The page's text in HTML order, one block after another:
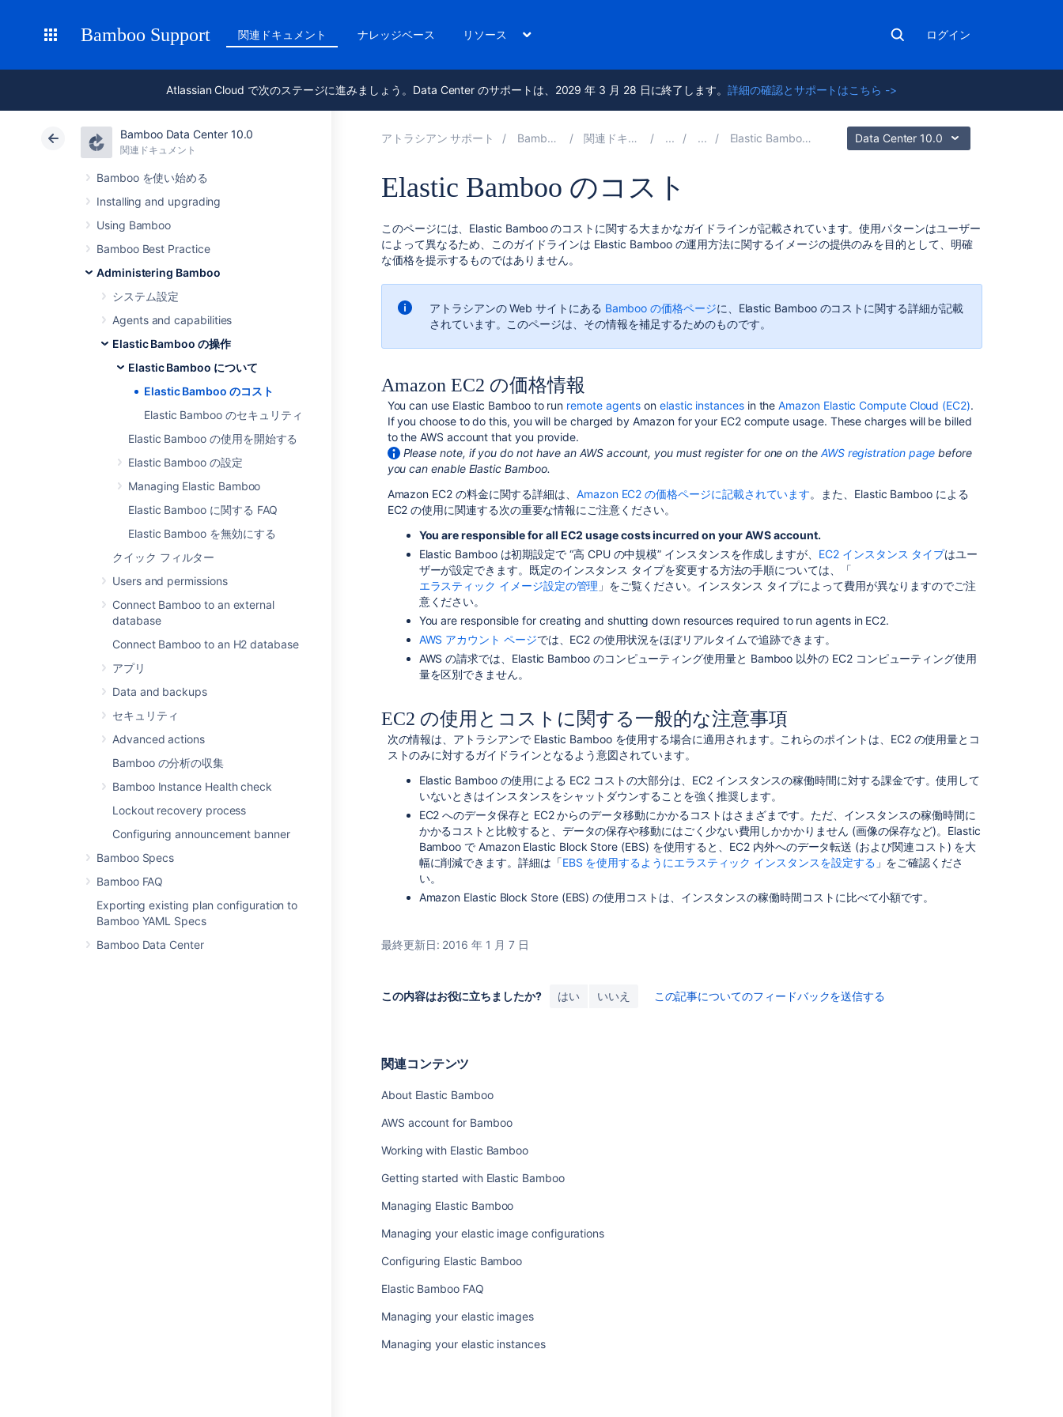
Bamboo Support 関連ドキュメント ナレッジベース リソース ログイン
Atlassian Cloud で次のステージに進みましょう。Data Center のサポートは、2029 年 3 月 28 日に終了します。詳細の確認とサポートはこちら ->
Bamboo Data Center 10.0
関連ドキュメント
Bamboo を使い始める
Installing and upgrading
Using Bamboo
Bamboo Best Practice
Administering Bamboo
システム設定
Agents and capabilities
Elastic Bamboo の操作
Elastic Bamboo について
Elastic Bamboo のコスト
Elastic Bamboo のセキュリティ
Elastic Bamboo の使用を開始する
Elastic Bamboo の設定
Managing Elastic Bamboo
Elastic Bamboo に関する FAQ
Elastic Bamboo を無効にする
クイック フィルター
Users and permissions
Connect Bamboo to an external
database
Connect Bamboo to an H2 database
アプリ
Data and backups
セキュリティ
Advanced actions
Bamboo の分析の収集
Bamboo Instance Health check
Lockout recovery process
Configuring announcement banner
Bamboo Specs
Bamboo FAQ
Exporting existing plan configuration to
Bamboo YAML Specs
Bamboo Data Center
アトラシアン サポート Bamboo 10.0 関連ドキュメント Elastic Bamboo について Data Center 10.0
Elastic Bamboo のコスト
このページには、Elastic Bamboo のコストに関する大まかなガイドラインが記載されています。使用パターンはユーザー
によって異なるため、このガイドラインは Elastic Bamboo の運用方法に関するイメージの提供のみを目的として、明確
な価格を提示するものではありません。
アトラシアンの Web サイトにある Bamboo の価格ページに、Elastic Bamboo のコストに関する詳細が記載
されています。このページは、その情報を補足するためのものです。
Amazon EC2 の価格情報
You can use Elastic Bamboo to run remote agents onelastic instancesin theAmazon Elastic Compute Cloud (EC2).
If you choose to do this, you will be charged by Amazon for your EC2 compute usage. These charges will be billed
to the AWS account that you provide.
Please note, if you do not have an AWS account, you must register for one on the AWS registration page before
you can enable Elastic Bamboo.
Amazon EC2 の料金に関する詳細は、Amazon EC2 の価格ページに記載されています。また、Elastic Bamboo による
EC2 の使用に関連する次の重要な情報にご注意ください。
You are responsible for all EC2 usage costs incurred on your AWS account.
Elastic Bamboo は初期設定で “高 CPU の中規模” インスタンスを作成しますが、 EC2 インスタンス タイプはユー
ザーが設定できます。既定のインスタンス タイプを変更する方法の手順については、「
エラスティック イメージ設定の管理 」をご覧ください。インスタンス タイプによって費用が異なりますのでご注
意ください。
You are responsible for creating and shutting down resources required to run agents in EC2.
AWS アカウント ページでは、EC2 の使用状況をほぼリアルタイムで追跡できます。
AWS の請求では、Elastic Bamboo のコンピューティング使用量と Bamboo 以外の EC2 コンピューティング使用
量を区別できません。
EC2 の使用とコストに関する一般的な注意事項
次の情報は、アトラシアンで Elastic Bamboo を使用する場合に適用されます。これらのポイントは、EC2 の使用量とコ
ストのみに対するガイドラインとなるよう意図されています。
Elastic Bamboo の使用による EC2 コストの大部分は、EC2 インスタンスの稼働時間に対する課金です。使用して
いないときはインスタンスをシャットダウンすることを強く推奨します。
EC2 へのデータ保存と EC2 からのデータ移動にかかるコストはさまざまです。ただ、インスタンスの稼働時間に
かかるコストと比較すると、データの保存や移動にはごく少ない費用しかかかりません (画像の保存など)。Elastic
Bamboo で Amazon Elastic Block Store (EBS) を使用すると、EC2 内外へのデータ転送 (および関連コスト) を大
幅に削減できます。詳細は「EBS を使用するようにエラスティック インスタンスを設定する 」をご確認くださ
い。
Amazon Elastic Block Store (EBS) の使用コストは、インスタンスの稼働時間コストに比べて小額です。
最終更新日: 2016 年 1 月 7 日
この内容はお役に立ちましたか? はい いいえ この記事についてのフィードバックを送信する
関連コンテンツ
About Elastic Bamboo
AWS account for Bamboo
Working with Elastic Bamboo
Getting started with Elastic Bamboo
Managing Elastic Bamboo
Managing your elastic image configurations
Configuring Elastic Bamboo
Elastic Bamboo FAQ
Managing your elastic images
Managing your elastic instances